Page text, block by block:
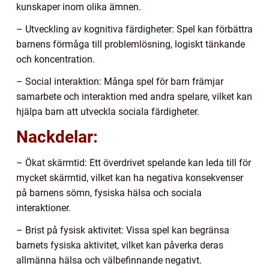
kunskaper inom olika ämnen.
– Utveckling av kognitiva färdigheter: Spel kan förbättra
barnens förmåga till problemlösning, logiskt tänkande
och koncentration.
– Social interaktion: Många spel för barn främjar
samarbete och interaktion med andra spelare, vilket kan
hjälpa barn att utveckla sociala färdigheter.
Nackdelar:
– Ökat skärmtid: Ett överdrivet spelande kan leda till för
mycket skärmtid, vilket kan ha negativa konsekvenser
på barnens sömn, fysiska hälsa och sociala
interaktioner.
– Brist på fysisk aktivitet: Vissa spel kan begränsa
barnets fysiska aktivitet, vilket kan påverka deras
allmänna hälsa och välbefinnande negativt.